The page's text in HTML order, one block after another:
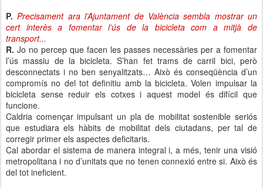
P. Precisament ara l’Ajuntament de València sembla mostrar un
cert interès a fomentar l’ús de la bicicleta com a mitjà de
transport...
R. Jo no percep que facen les passes necessàries per a fomentar
l’ús massiu de la bicicleta. S’han fet trams de carril bici, però
desconnectats i no ben senyalitzats… Això és conseqüència d’un
compromís no del tot definitiu amb la bicicleta. Volen impulsar la
bicicleta sense reduir els cotxes i aquest model és difícil que
funcione.
Caldria començar impulsant un pla de mobilitat sostenible seriós
que estudiara els hàbits de mobilitat dels ciutadans, per tal de
corregir primer els aspectes deficitaris.
Cal abordar el sistema de manera integral i, a més, tenir una visió
metropolitana i no d’unitats que no tenen connexió entre si. Això és
del tot ineficient.